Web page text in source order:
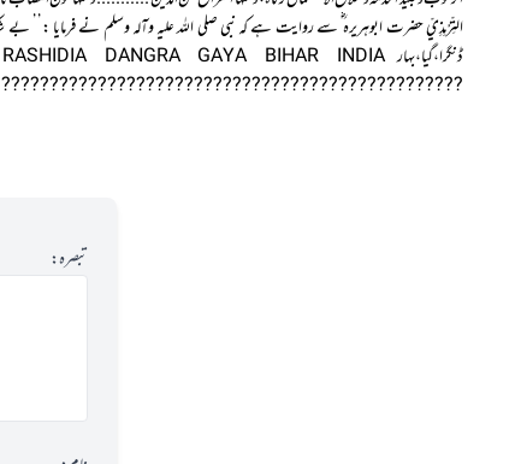
????????????????????????????????????????????????
تبصرہ: